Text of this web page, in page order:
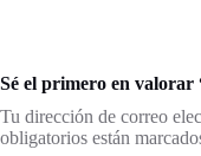
Sé el primero en valorar
Tu dirección de correo
obligatorios están